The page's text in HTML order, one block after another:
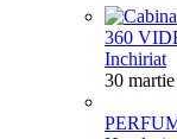
360
Inchiriat
30